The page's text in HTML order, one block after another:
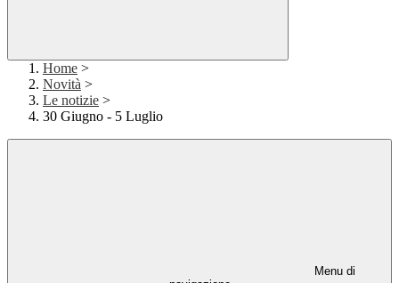
Home >
Novità >
Le notizie >
30 Giugno - 5 Luglio
Menu di